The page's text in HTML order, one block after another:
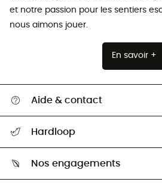
et notre passion pour les sentiers
nous aimons jouer.
En savoir +
Aide & contact
Retour & remboursement
Guide des tailles
Hardloop
Nos engagements